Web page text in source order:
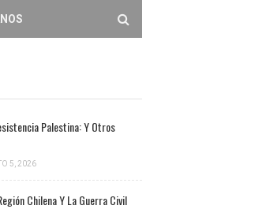
Palestina: Y Otros
5, 2026
Chilena Y La Guerra Civil